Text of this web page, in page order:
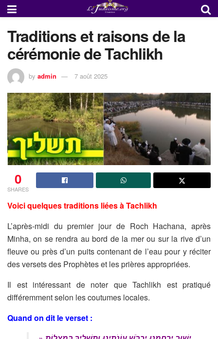
Traditions et raisons de la
cérémonie de Tachlikh
by admin 7 août 2025
0
SHARES
Voici quelques traditions liées à Tachlikh
L’après-midi du premier jour de Roch Hachana, après
Minha, on se rendra au bord de la mer ou sur la rive d’un
fleuve ou près d’un puits contenant de l’eau pour y réciter
des versets des Prophètes et les prières appropriées.
Il est intéressant de noter que Tachlikh est pratiqué
différemment selon les coutumes locales.
Quand on dit le verset :